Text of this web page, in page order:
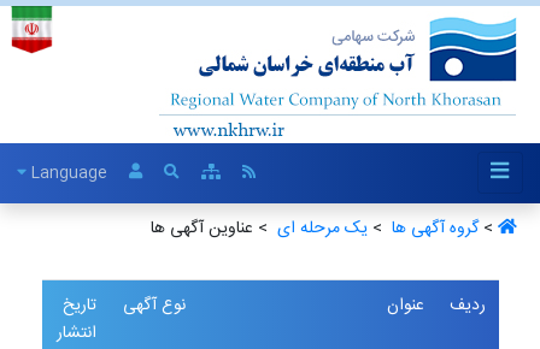
Language
>گروه آگهی ها ‏ >یک مرحله ای ‏ > عناوین آگهی ها
ردیف عنوان نوع آگهی
تاریخ
انتشار